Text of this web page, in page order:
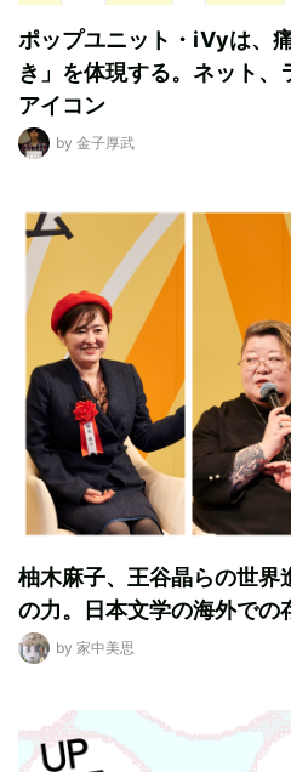
ポップユニット・iVyは、
き」を体現する。ネット
アイコン
by 金子厚武
柚木麻子、王谷晶らの世界
の力。日本文学の海外での
by 家中美思